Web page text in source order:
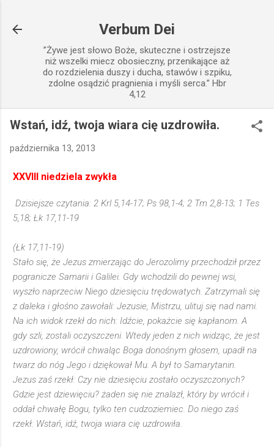
Verbum Dei
”Żywe jest słowo Boże, skuteczne i ostrzejsze
niż wszelki miecz obosieczny, przenikające aż
do rozdzielenia duszy i ducha, stawów i szpiku,
zdolne osądzić pragnienia i myśli serca.” Hbr
4,12
Wstań, idź, twoja wiara cię uzdrowiła.
października 13, 2013
XXVIII niedziela zwykła
Dzisiejsze czytania: 2 Krl 5,14-17; Ps 98,1-4; 2 Tm 2,8-13; 1 Tes
5,18; Łk 17,11-19
(Łk 17,11-19)
Stało się, że Jezus zmierzając do Jerozolimy przechodził przez
pogranicze Samarii i Galilei. Gdy wchodzili do pewnej wsi,
wyszło naprzeciw Niego dziesięciu trędowatych. Zatrzymali się
z daleka i głośno zawołali: Jezusie, Mistrzu, ulituj się nad nami.
Na ich widok rzekł do nich: Idźcie, pokażcie się kapłanom. A
gdy szli, zostali oczyszczeni. Wtedy jeden z nich widząc, że jest
uzdrowiony, wrócił chwaląc Boga donośnym głosem, upadł na
twarz do nóg Jego i dziękował Mu. A był to Samarytanin.
Jezus zaś rzekł: Czy nie dziesięciu zostało oczyszczonych?
Gdzie jest dziewięciu? żaden się nie znalazł, który by wrócił i
oddał chwałę Bogu, tylko ten cudzoziemiec. Do niego zaś
rzekł: Wstań, idź, twoja wiara cię uzdrowiła.